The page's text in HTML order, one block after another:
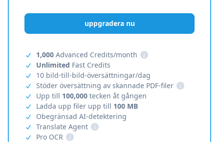
uppgradera nu
1,000 Advanced Credits/month
i
Unlimited Fast Credits
10 bild-till-bild-översättningar/dag
Stöder översättning av skannade PDF-filer
i
Upp till 100,000 tecken åt gången
Ladda upp filer upp till 100 MB
Obegränsad AI-detektering
Translate Agent
i
Pro OCR
i